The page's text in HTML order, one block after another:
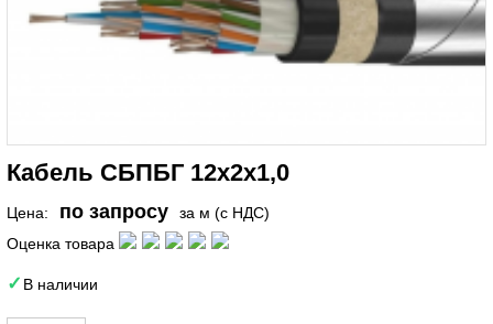
Кабель СБПБГ 12х2х1,0
Цена: по запросу
за м (с НДС)
Оценка товара
В наличии